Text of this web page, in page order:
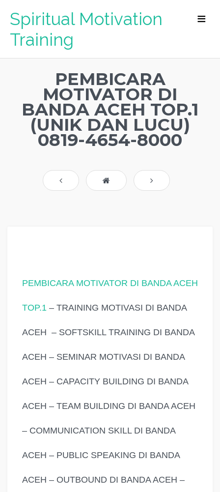
Spiritual Motivation
Training
PEMBICARA
MOTIVATOR DI
BANDA ACEH TOP.1
(UNIK DAN LUCU)
0819-4654-8000
PEMBICARA MOTIVATOR DI BANDA ACEH
TOP.1 – TRAINING MOTIVASI DI BANDA
ACEH – SOFTSKILL TRAINING DI BANDA
ACEH – SEMINAR MOTIVASI DI BANDA
ACEH – CAPACITY BUILDING DI BANDA
ACEH – TEAM BUILDING DI BANDA ACEH
– COMMUNICATION SKILL DI BANDA
ACEH – PUBLIC SPEAKING DI BANDA
ACEH – OUTBOUND DI BANDA ACEH –